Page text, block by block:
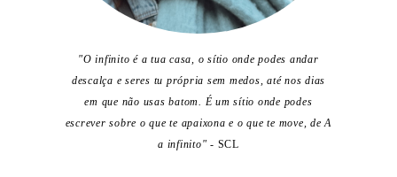
"O infinito é a tua casa, o sítio onde podes andar
descalça e seres tu própria sem medos, até nos dias
em que não usas batom. É um sítio onde podes
escrever sobre o que te apaixona e o que te move, de A
a infinito"- SCL